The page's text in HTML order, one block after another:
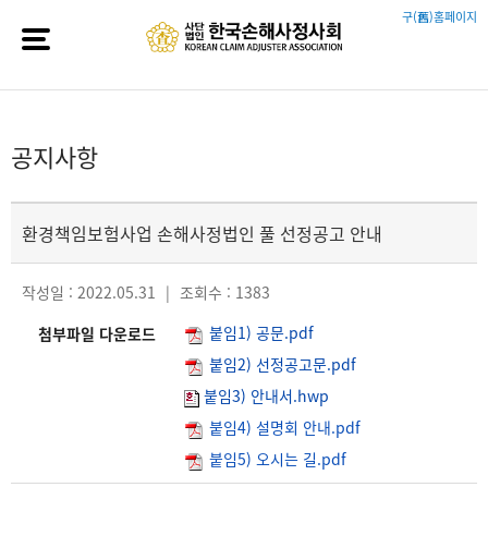
구(舊)홈페이지
공지사항
환경책임보험사업 손해사정법인 풀 선정공고 안내
작성일 : 2022.05.31 | 조회수 : 1383
첨부파일 다운로드
붙임1) 공문.pdf
붙임2) 선정공고문.pdf
붙임3) 안내서.hwp
붙임4) 설명회 안내.pdf
붙임5) 오시는 길.pdf